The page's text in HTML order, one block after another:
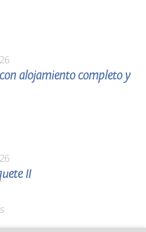
con alojamiento completo y
II